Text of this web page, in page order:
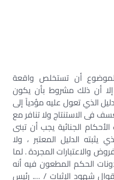
أن تستخلص واقعة
أن ذلك مشروط بأن يكون
الذي تعول عليه مؤدياً إلى
فى الاستنتاج ولا تنافر مع
الجنائية يجب أن تبنى
يثبته الدليل المعتبر ، ولا
والاعتبارات المجردة . لما
الحكم المطعون فيه أنه
شهود الإثبات / …. رئيس